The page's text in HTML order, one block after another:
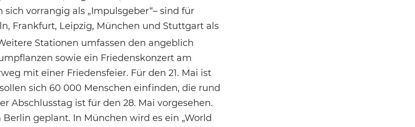
vorrangig als „Impulsgeber“– sind für
Frankfurt, Leipzig, München und Stuttgart als
Stationen umfassen den angeblich
sowie ein Friedenskonzert am
mit einer Friedensfeier. Für den 21. Mai ist
sich 60 000 Menschen einfinden, die rund
Abschlusstag ist für den 28. Mai vorgesehen.
geplant. In München wird es ein „World